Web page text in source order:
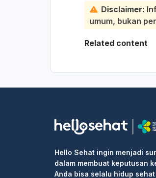
Disclaimer:
umum, bukan
Related content
Hello Sehat ingin menjadi
dalam membuat keputusan
Anda bisa selalu hidup